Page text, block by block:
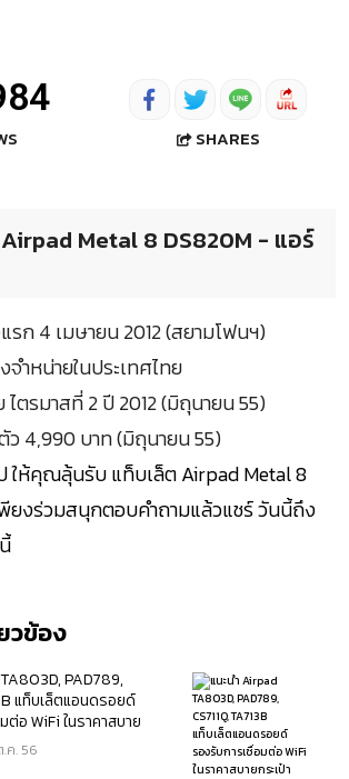
SHARES
Metal 8 DS820M - แอร์
รก 4 เมษายน 2012 (สยามโฟนฯ)
จำหน่ายในประเทศไทย
ไตรมาสที่ 2 ปี 2012 (มิถุนายน 55)
ว 4,990 บาท (มิถุนายน 55)
ให้คุณลุ้นรับ แท็บเล็ต Airpad Metal 8
ยงร่วมสนุกตอบคำถามแล้วแชร์ วันนี้ถึง
วข้อง
PAD789,
แท็บเล็ตแอนดรอยด์
ต่อ WiFi ในราคาสบาย
.ค. 56